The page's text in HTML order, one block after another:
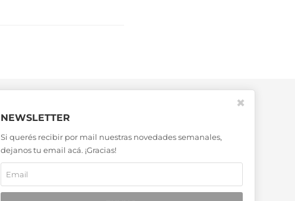
NEWSLETTER
Si querés recibir por mail nuestras novedades semanales,
dejanos tu email acá. ¡Gracias!
✖